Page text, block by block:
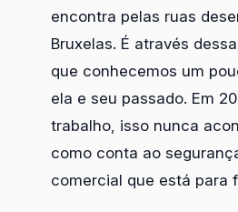
encontra pelas ruas
Bruxelas. É através
que conhecemos um
ela e seu passado. Em
trabalho, isso nunca
como conta ao
comercial que está para